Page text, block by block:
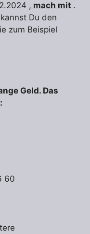
, mach mit .
Du den
zum Beispiel
Geld. Das
60